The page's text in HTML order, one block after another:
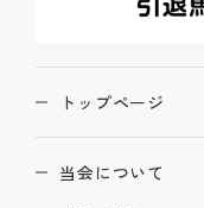
トップページ
当会について